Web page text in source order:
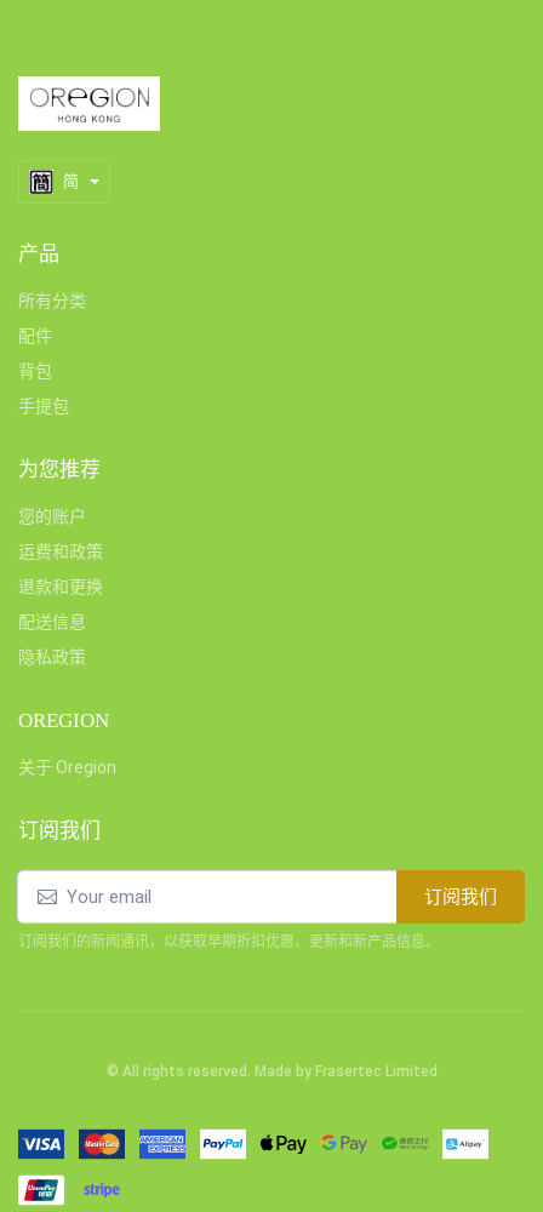
简
产品
所有分类
配件
背包
手提包
为您推荐
您的账户
运费和政策
退款和更换
配送信息
隐私政策
OREGION
关于 Oregion
订阅我们
订阅我们
订阅我们的新闻通讯，以获取早期折扣优惠、更新和新产品信息。
© All rights reserved. Made by Frasertec Limited